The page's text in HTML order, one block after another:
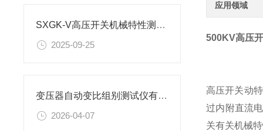
SXGK-V高压开关机械特性测试仪使用方法是怎样的？
2025-09-25
变压器自动变比组别测试仪有哪些特点
2026-04-07
应用领域
500KV高压
高压开关动
过内附直流
关有关机械